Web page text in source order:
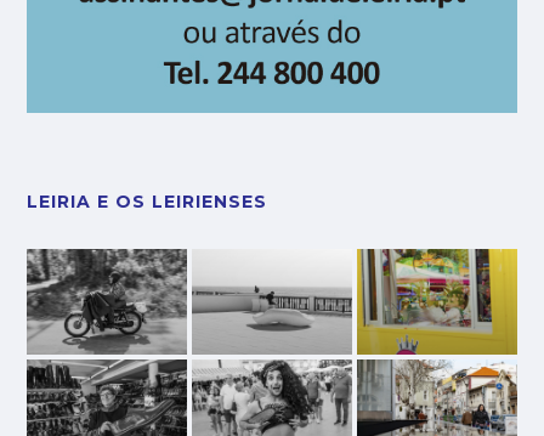
LEIRIA E OS LEIRIENSES